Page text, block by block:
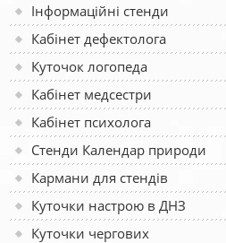
Інформаційні стенди
Кабінет дефектолога
Куточок логопеда
Кабінет медсестри
Кабінет психолога
Стенди Календар природи
Кармани для стендів
Куточки настрою в ДНЗ
Куточки чергових